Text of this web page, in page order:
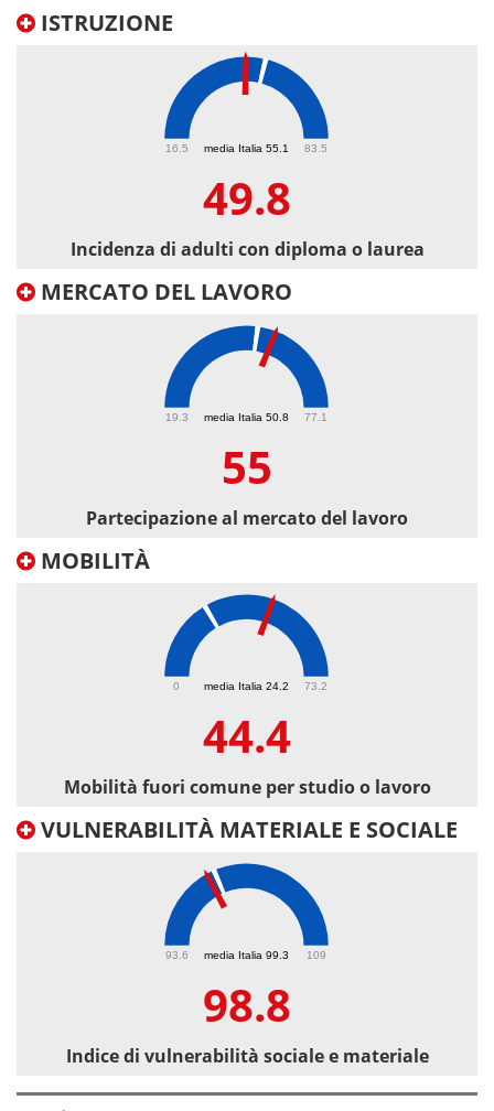
ISTRUZIONE
media Italia 55.1
16.5 83.5
49.8
Incidenza di adulti con diploma o laurea
MERCATO DEL LAVORO
media Italia 50.8
19.3 77.1
55
Partecipazione al mercato del lavoro
MOBILITÀ
media Italia 24.2
0 73.2
44.4
Mobilità fuori comune per studio o lavoro
VULNERABILITÀ MATERIALE E SOCIALE
media Italia 99.3
93.6 109
98.8
Indice di vulnerabilità sociale e materiale